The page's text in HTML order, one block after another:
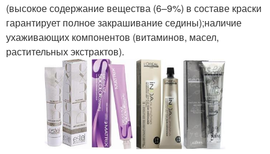
(высокое содержание вещества (6–9%) в составе краски
гарантирует полное закрашивание седины);наличие
ухаживающих компонентов (витаминов, масел,
растительных экстрактов).